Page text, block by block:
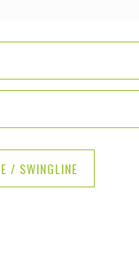
/ SWINGLINE